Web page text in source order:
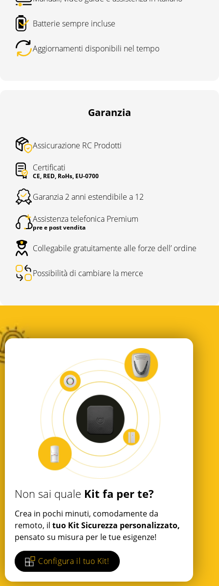
Batterie sempre incluse
Aggiornamenti disponibili nel tempo
Garanzia
Assicurazione RC Prodotti
Certificati
CE, RED, RoHs, EU-0700
Garanzia 2 anni estendibile a 12
Assistenza telefonica Premium
pre e post vendita
Collegabile gratuitamente alle forze dell’ ordine
Possibilità di cambiare la merce
Non sai quale Kit fa per te?
Crea in pochi minuti, comodamente da
remoto, il tuo Kit Sicurezza personalizzato,
pensato su misura per le tue esigenze!
Configura il tuo Kit!